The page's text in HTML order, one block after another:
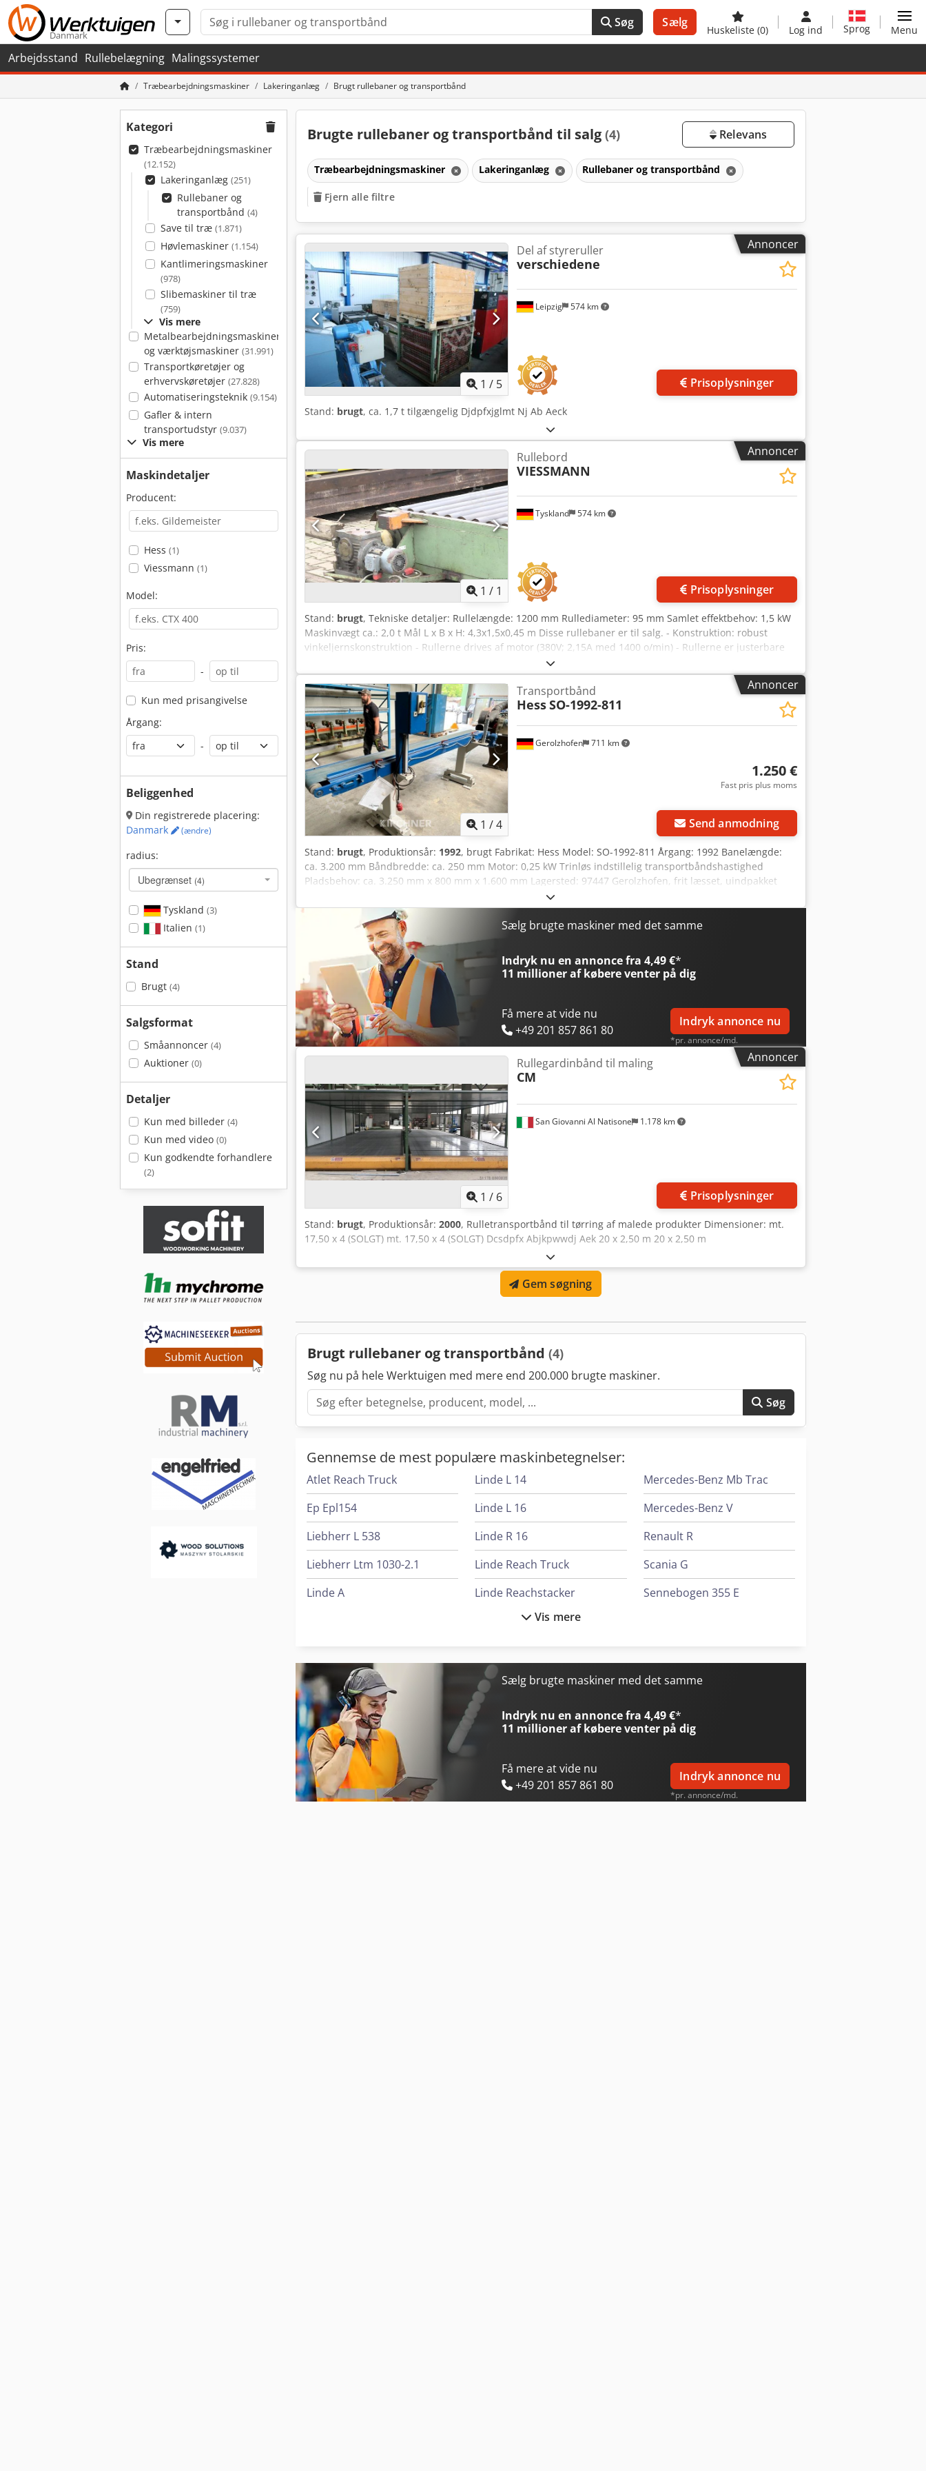
Danmark
Søg Sælg
Huskeliste (0) Log ind Sprog Menu
Arbejdsstand Rullebelægning Malingssystemer
Træbearbejdningsmaskiner Lakeringanlæg Brugt rullebaner og transportbånd
Kategori
Træbearbejdningsmaskiner
(12.152)
Lakeringanlæg (251)
Rullebaner og
transportbånd (4)
Save til træ (1.871)
Høvlemaskiner (1.154)
Kantlimeringsmaskiner
(978)
Slibemaskiner til træ
(759)
Vis mere
Metalbearbejdningsmaskiner
og værktøjsmaskiner (31.991)
Transportkøretøjer og
erhvervskøretøjer (27.828)
Automatiseringsteknik (9.154)
Gafler & intern
transportudstyr (9.037)
Vis mere
Maskindetaljer
Producent:
Hess (1)
Viessmann (1)
Model:
Pris:
-
Kun med prisangivelse
Årgang:
-
Beliggenhed
Din registrerede placering:
Danmark
(ændre)
radius:
Ubegrænset (4)
Tyskland (3)
Italien (1)
Stand
Brugt (4)
Salgsformat
Småannoncer (4)
Auktioner (0)
Detaljer
Kun med billeder (4)
Kun med video (0)
Kun godkendte forhandlere
(2)
Brugte rullebaner og transportbånd til salg (4) Relevans
Træbearbejdningsmaskiner Lakeringanlæg Rullebaner og transportbånd
Fjern alle filtre
Annoncer
1 / 5
Leipzig 574 km
Del af styreruller
verschiedene
Prisoplysninger
Stand: brugt, ca. 1,7 t tilgængelig Djdpfxjglmt Nj Ab Aeck
Annoncer
1 / 1
Tyskland 574 km
Rullebord
VIESSMANN
Prisoplysninger
Stand: brugt, Tekniske detaljer: Rullelængde: 1200 mm Rullediameter: 95 mm Samlet effektbehov: 1,5 kW
Maskinvægt ca.: 2,0 t Mål L x B x H: 4,3x1,5x0,45 m Disse rullebaner er til salg. - Konstruktion: robust
vinkeljernskonstruktion - Rullerne drives af motor (380V; 2,15A med 1400 o/min) - Rullerne er justerbare
Djdpfx Aou Nkv Teb Ajck - Transportbanelængde: 4100x1200mm
Annoncer
1 /4
Gerolzhofen 711 km
Transportbånd
HessSO-1992-811
1.250 €
Fast pris plus moms
Send anmodning
Stand: brugt, Produktionsår: 1992, brugt Fabrikat: Hess Model: SO-1992-811 Årgang: 1992 Banelængde:
ca. 3.200 mm Båndbredde: ca. 250 mm Motor: 0,25 kW Trinløs indstillelig transportbåndshastighed
Pladsbehov: ca. 3.250 mm x 800 mm x 1.600 mm Lagersted: 97447 Gerolzhofen, frit læsset, uindpakket
Dcodpfsvwf H Sex Ab Aok Overdragelse i den aktuelle stand som beset, uden renovering uden garanti og
reklamationsret
Sælg brugte maskiner med det samme
Indryk nu en annonce fra 4,49 €*
11 millioner af købereventer på dig
Få mere at vide nu
+49 201 857 861 80
Indryk annonce nu
*pr. annonce/md.
Annoncer
1 / 6
San Giovanni Al Natisone 1.178 km
Rullegardinbånd til maling
CM
Prisoplysninger
Stand: brugt, Produktionsår: 2000, Rulletransportbånd til tørring af malede produkter Dimensioner: mt.
17,50 x 4 (SOLGT) mt. 17,50 x 4 (SOLGT) Dcsdpfx Abjkpwwdj Aek 20 x 2,50 m 20 x 2,50 m
Gem søgning
Brugt rullebaner og transportbånd (4)
Søg nu på hele Werktuigen med mere end 200.000 brugte maskiner.
Søg
Gennemse de mest populære maskinbetegnelser:
Atlet Reach Truck
Ep Epl154
Liebherr L 538
Liebherr Ltm 1030-2.1
Linde A
Linde L 10
Linde L 12
Linde L 14
Linde L 16
Linde R 16
Linde Reach Truck
Linde Reachstacker
Linde Sideloader
Man L 2000
Man Tgl 10
Mercedes-Benz Mb Trac
Mercedes-Benz V
Renault R
Scania G
Sennebogen 355 E
Vis mere
Sælg brugte maskiner med det samme
Indryk nu en annonce fra 4,49 €*
11 millioner af købereventer på dig
Få mere at vide nu
+49 201 857 861 80
Indryk annonce nu
*pr. annonce/md.